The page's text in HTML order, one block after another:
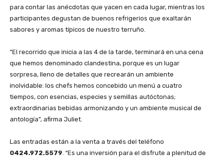
para contar las anécdotas que yacen en cada lugar, mientras los
participantes degustan de buenos refrigerios que exaltarán
sabores y aromas típicos de nuestro terruño.
‎“El recorrido que inicia a las 4 de la tarde, terminará en una cena
que hemos denominado clandestina, porque es un lugar
sorpresa, lleno de detalles que recrearán un ambiente
inolvidable: los chefs hemos concebido un menú a cuatro
tiempos, con esencias, especies y semillas autóctonas;
extraordinarias bebidas armonizando y un ambiente musical de
antología”, afirma Juliet.
‎Las entradas están a la venta a través del teléfono
0424.972.5579 . “Es una inversión para el disfrute a plenitud de